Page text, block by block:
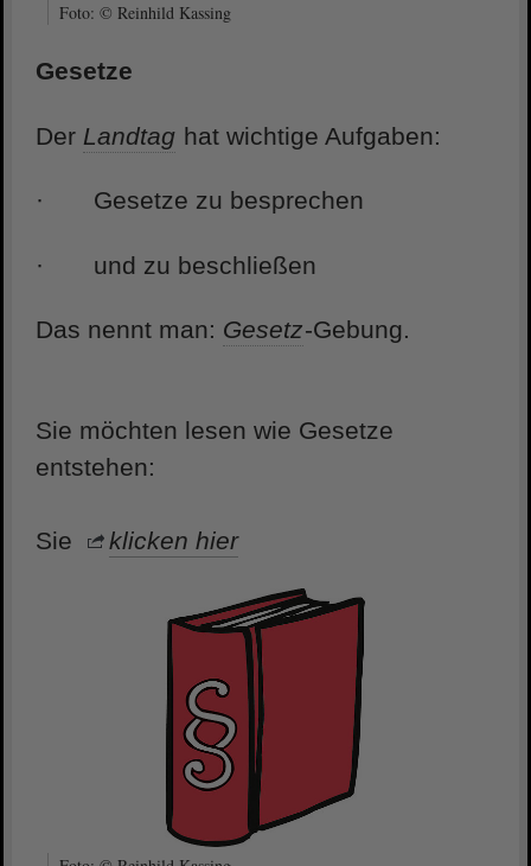
Foto: © Reinhild Kassing
Gesetze
Der Landtag hat wichtige Aufgaben:
· Gesetze zu besprechen
· und zu beschließen
Das nennt man: Gesetz-Gebung.
Sie möchten lesen wie Gesetze
entstehen:
Sie klicken hier